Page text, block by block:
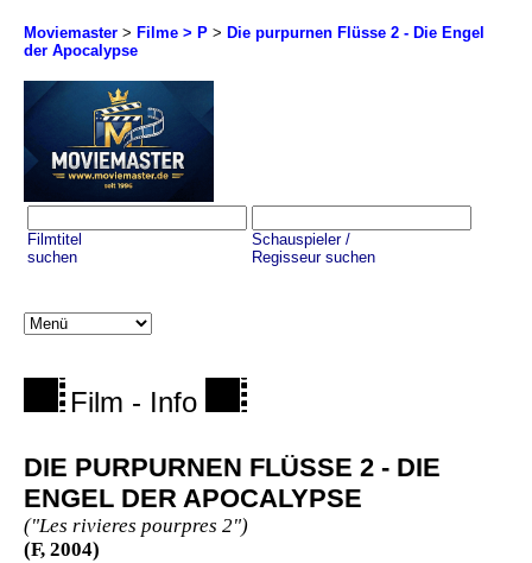
Moviemaster > Filme > P > Die purpurnen Flüsse 2 - Die Engel
der Apocalypse
Filmtitel
suchen
Schauspieler /
Regisseur suchen
Film - Info
DIE PURPURNEN FLÜSSE 2 - DIE
ENGEL DER APOCALYPSE
("Les rivieres pourpres 2")
(F, 2004)